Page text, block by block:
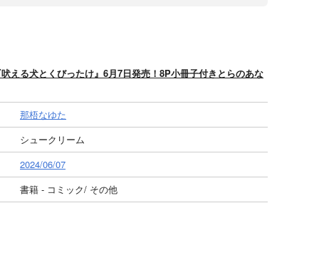
える犬とくびったけ』6月7日発売！8P小冊子付きとらのあな
那梧なゆた
シュークリーム
2024/06/07
書籍 - コミック/ その他